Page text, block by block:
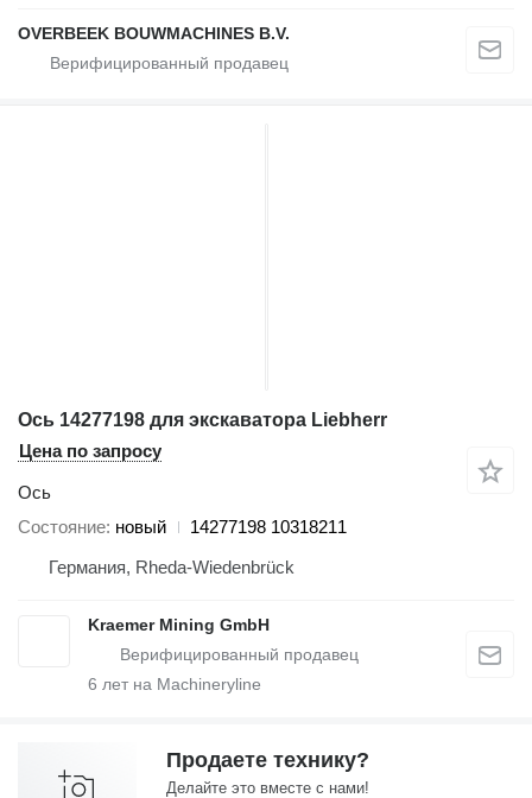
OVERBEEK BOUWMACHINES B.V.
Ось 14277198 для экскаватора Liebherr
Цена по запросу
Ось
Состояние новый
14277198 10318211
Германия, Rheda-Wiedenbrück
Kraemer Mining GmbH
6 лет на Machineryline
Продаете технику?
Делайте это вместе с нами!